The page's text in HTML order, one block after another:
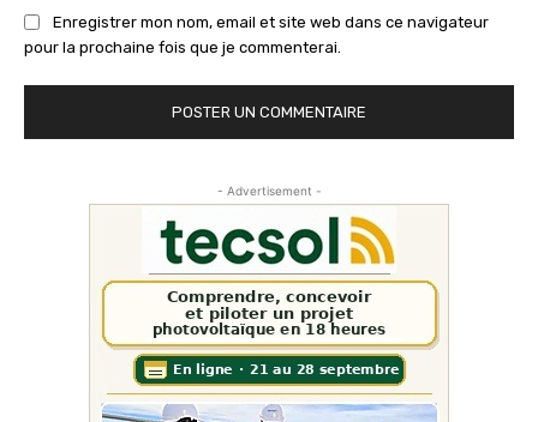
Enregistrer mon nom, email et site web dans ce navigateur
pour la prochaine fois que je commenterai.
- Advertisement -